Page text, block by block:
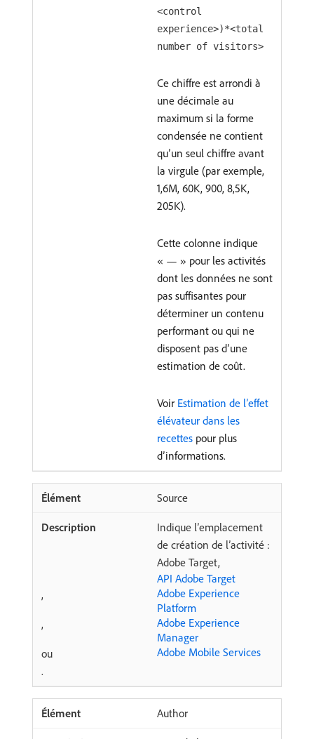
<control
experience>)*<total
number of visitors>
Ce chiffre est arrondi à
une décimale au
maximum si la forme
condensée ne contient
qu’un seul chiffre avant
la virgule (par exemple,
1,6M, 60K, 900, 8,5K,
205K).
Cette colonne indique
« — » pour les activités
dont les données ne sont
pas suffisantes pour
déterminer un contenu
performant ou qui ne
disposent pas d’une
estimation de coût.
Voir Estimation de l’effet
élévateur dans les
recettes pour plus
d’informations.
Source
Indique l’emplacement
de création de l’activité :
Adobe Target,
API Adobe Target
,
Adobe Experience
Platform
,
Adobe Experience
Manager
ou
Adobe Mobile Services
.
Author